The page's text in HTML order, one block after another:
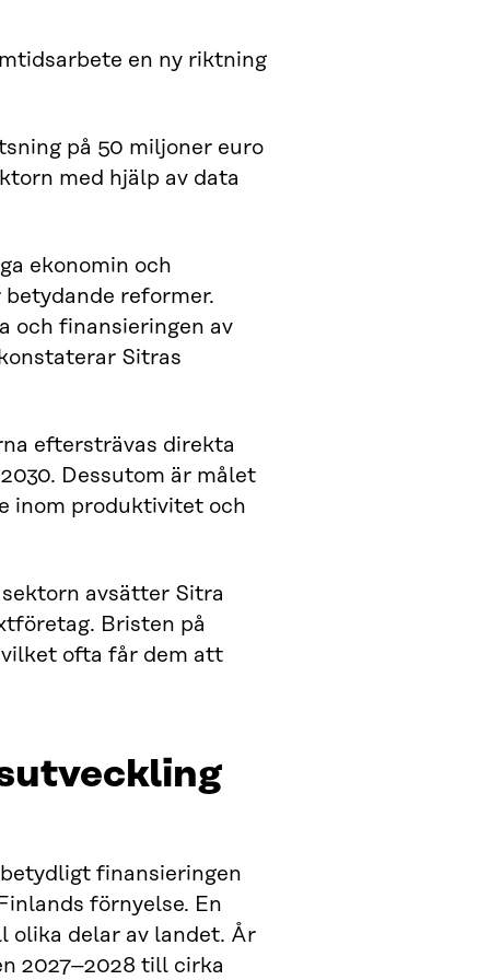
en ny riktning
på 50 miljoner euro
med hjälp av data
ekonomin och
reformer.
och finansieringen av
Sitras
eftersträvas direkta
Dessutom är målet
inom produktivitet och
avsätter Sitra
Bristen på
ofta får dem att
finansieringen
förnyelse. En
olika delar av landet. År
2027–2028 till cirka